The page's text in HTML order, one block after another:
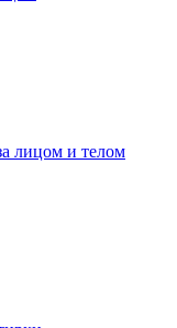
лицом и телом